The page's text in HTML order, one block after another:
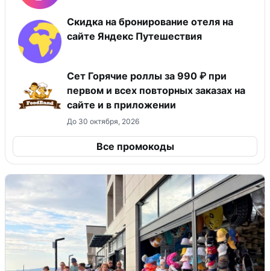
Скидка на бронирование отеля на
сайте Яндекс Путешествия
Сет Горячие роллы за 990 ₽ при
первом и всех повторных заказах на
сайте и в приложении
До 30 октября, 2026
Все промокоды